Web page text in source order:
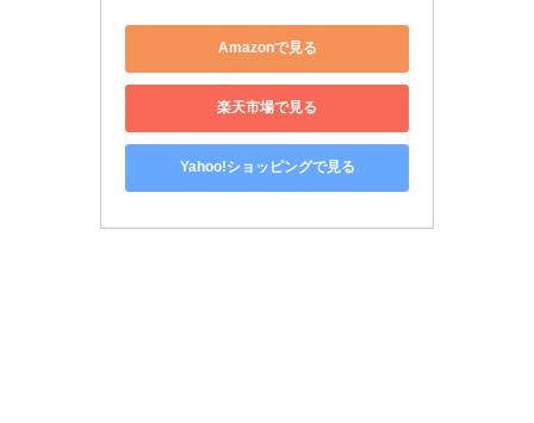
Amazonで見る
楽天市場で見る
Yahoo!ショッピングで見る